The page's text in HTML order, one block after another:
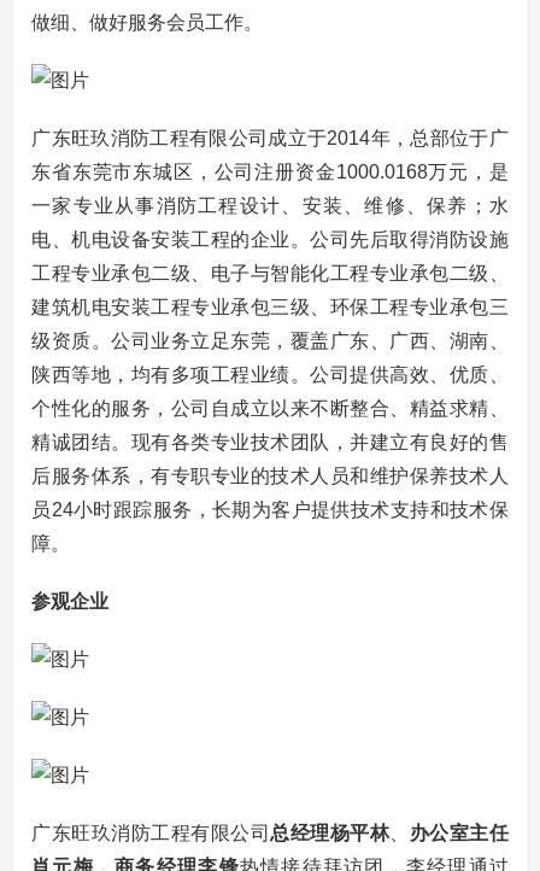
做细、做好服务会员工作。
广东旺玖消防工程有限公司成立于2014年，总部位于广
东省东莞市东城区，公司注册资金1000.0168万元，是
一家专业从事消防工程设计、安装、维修、保养；水
电、机电设备安装工程的企业。公司先后取得消防设施
工程专业承包二级、电子与智能化工程专业承包二级、
建筑机电安装工程专业承包三级、环保工程专业承包三
级资质。公司业务立足东莞，覆盖广东、广西、湖南、
陕西等地，均有多项工程业绩。公司提供高效、优质、
个性化的服务，公司自成立以来不断整合、精益求精、
精诚团结。现有各类专业技术团队，并建立有良好的售
后服务体系，有专职专业的技术人员和维护保养技术人
员24小时跟踪服务，长期为客户提供技术支持和技术保
障。
参观企业
广东旺玖消防工程有限公司 总经理杨平林、 办公室主任
肖元梅、商务经理李锋热情接待拜访团，李经理通过